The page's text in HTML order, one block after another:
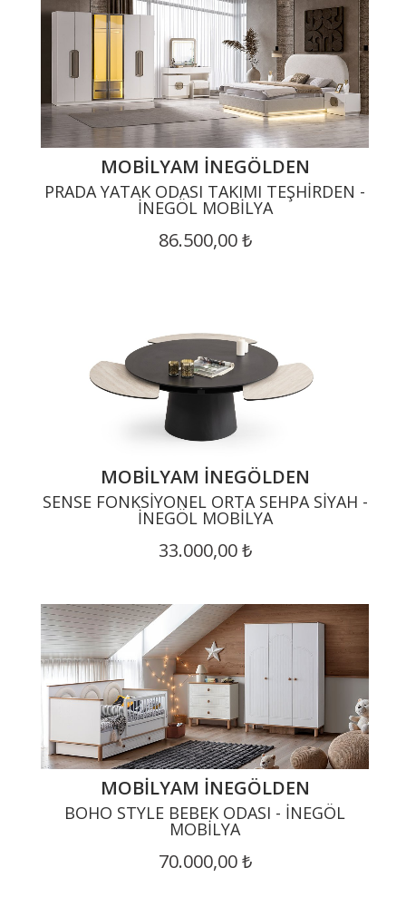
MOBILYAM İNEGÖLDEN
PRADA YATAK ODASI TAKIMI TEŞHIRDEN -
İNEGÖL MOBILYA
86.500,00 ₺
MOBILYAM İNEGÖLDEN
SENSE FONKSIYONEL ORTA SEHPA SIYAH -
İNEGÖL MOBILYA
33.000,00 ₺
MOBILYAM İNEGÖLDEN
BOHO STYLE BEBEK ODASI - İNEGÖL
MOBILYA
70.000,00 ₺